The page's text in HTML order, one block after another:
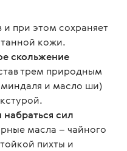
при этом сохраняет
кожи.
скольжение
трем природным
и масло ши)
сил
масла – чайного
пихты и